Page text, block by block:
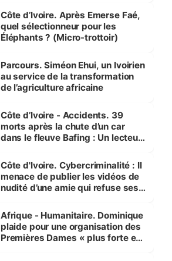
Côte d’Ivoire. Après Emerse Faé,
quel sélectionneur pour les
Éléphants ? (Micro-trottoir)
Parcours. Siméon Ehui, un Ivoirien
au service de la transformation
de l’agriculture africaine
Côte d’Ivoire - Accidents. 39
morts après la chute d’un car
dans le fleuve Bafing : Un lecteur
des Transports
Côte d'Ivoire. Cybercriminalité : Il
menace de publier les vidéos de
nudité d’une amie qui refuse ses
Afrique - Humanitaire. Dominique
plaide pour une organisation des
Premières Dames « plus forte et